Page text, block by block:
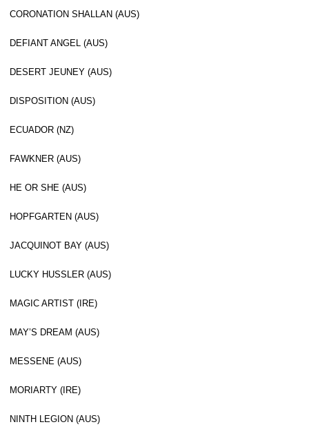
CORONATION SHALLAN (AUS)
DEFIANT ANGEL (AUS)
DESERT JEUNEY (AUS)
DISPOSITION (AUS)
ECUADOR (NZ)
FAWKNER (AUS)
HE OR SHE (AUS)
HOPFGARTEN (AUS)
JACQUINOT BAY (AUS)
LUCKY HUSSLER (AUS)
MAGIC ARTIST (IRE)
MAY’S DREAM (AUS)
MESSENE (AUS)
MORIARTY (IRE)
NINTH LEGION (AUS)